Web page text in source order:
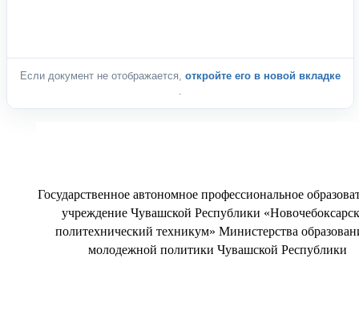
Если документ не отображается, откройте его в новой вкладке
Государственное автономное профессиональное
учреждение Чувашской Республики
политехнический техникум» Министерства
молодежной политики Чувашской Республики